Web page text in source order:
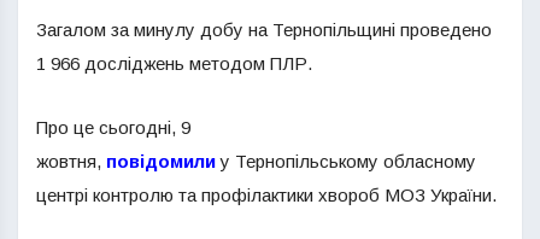
Загалом за минулу добу на Тернопільщині проведено
1 966 досліджень методом ПЛР.
Про це сьогодні, 9
жовтня, повідомилиу Тернопільському обласному
центрі контролю та профілактики хвороб МОЗ України.